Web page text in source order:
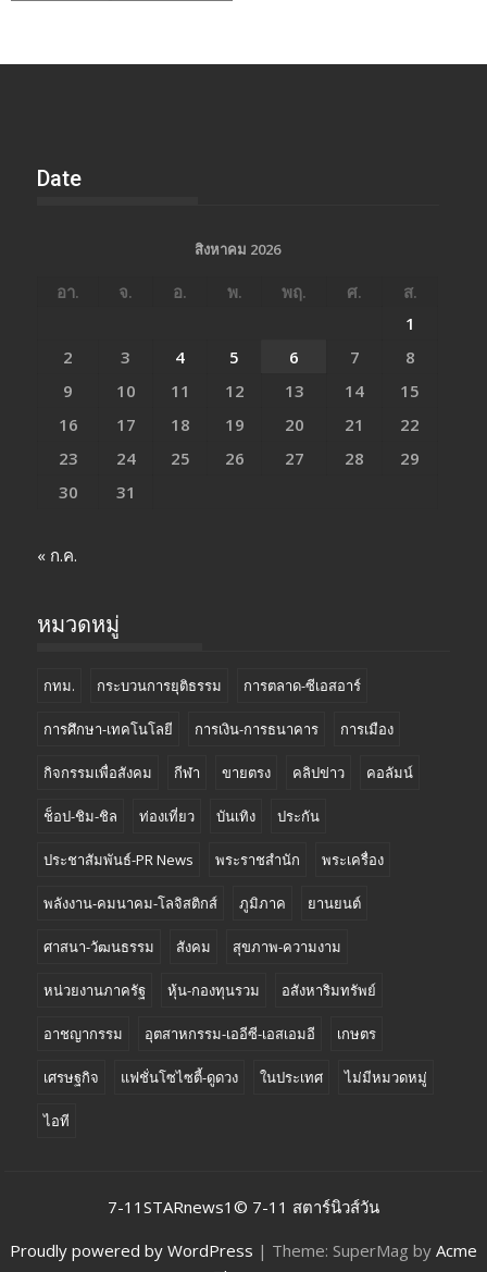
Date
สิงหาคม 2026
อา. จ. อ. พ. พฤ. ศ.
ส.
1
2
3 4 5 6 7
8
9
10 11 12 13 14
15
16
17 18 19 20 21
22
23
24 25 26 27 28
29
30
31
« ก.ค.
หมวดหมู่
กทม. กระบวนการยุติธรรม การตลาด-ซีเอสอาร์
การศึกษา-เทคโนโลยี การเงิน-การธนาคาร การเมือง
กิจกรรมเพื่อสังคม กีฬา ขายตรง คลิปข่าว คอลัมน์
ช็อป-ชิม-ชิล ท่องเที่ยว บันเทิง ประกัน
ประชาสัมพันธ์-PR News พระราชสำนัก พระเครื่อง
พลังงาน-คมนาคม-โลจิสติกส์ ภูมิภาค ยานยนต์
ศาสนา-วัฒนธรรม สังคม สุขภาพ-ความงาม
หน่วยงานภาครัฐ หุ้น-กองทุนรวม อสังหาริมทรัพย์
อาชญากรรม อุตสาหกรรม-เออีซี-เอสเอมอี เกษตร
เศรษฐกิจ แฟชั่นโซไซตี้-ดูดวง ในประเทศ ไม่มีหมวดหมู่
ไอที
7-11STARnews1© 7-11 สตาร์นิวส์วัน
Proudly powered by WordPress | Theme: SuperMag by Acme